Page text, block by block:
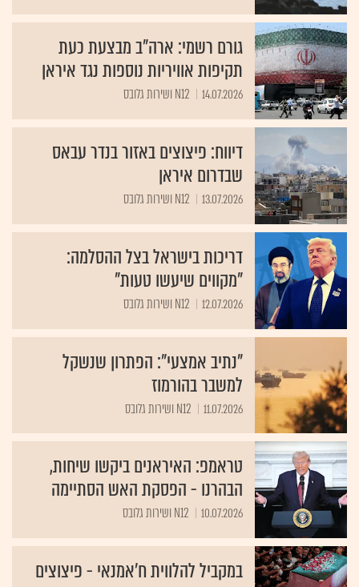
גורם רשמי: ארה"ב מבצעת כעת
תקיפות אוויריות נוספות נגד איראן
14.07.2026 N12 ושירות גלובס
דיווח: פיצוצים באזור בנדר עבאס
שבדרום איראן
13.07.2026 N12 ושירות גלובס
דריכות בישראל בצל ההסלמה:
"מקווים שיעשו טעות"
12.07.2026 N12 ושירות גלובס
"נתיב אמצעי": הפתרון שנשקל
למשבר בהורמוז
11.07.2026 N12 ושירות גלובס
טראמפ: האיראנים ביקשו שיחות,
הבהרנו - הפסקת האש הסתיימה
10.07.2026 N12 ושירות גלובס
במקביל להלווית ח'אמנאי - פיצוצים